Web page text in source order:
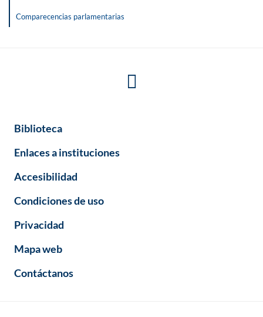
Comparecencias parlamentarias
Biblioteca
Enlaces a instituciones
Accesibilidad
Condiciones de uso
Privacidad
Mapa web
Contáctanos